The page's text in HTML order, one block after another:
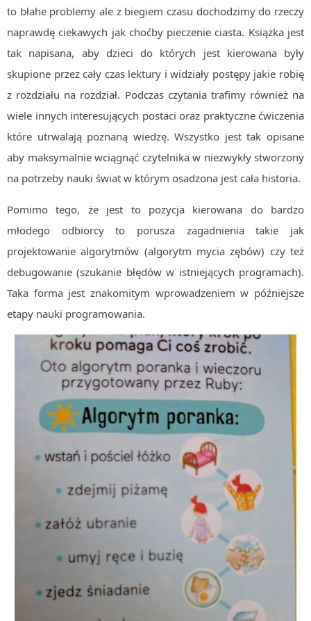
to błahe problemy ale z biegiem czasu dochodzimy do rzeczy
naprawdę ciekawych jak choćby pieczenie ciasta. Książka jest
tak napisana, aby dzieci do których jest kierowana były
skupione przez cały czas lektury i widziały postępy jakie robię
z rozdziału na rozdział. Podczas czytania trafimy również na
wiele innych interesujących postaci oraz praktyczne ćwiczenia
które utrwalają poznaną wiedzę. Wszystko jest tak opisane
aby maksymalnie wciągnąć czytelnika w niezwykły stworzony
na potrzeby nauki świat w którym osadzona jest cała historia.
Pomimo tego, że jest to pozycja kierowana do bardzo
młodego odbiorcy to porusza zagadnienia takie jak
projektowanie algorytmów (algorytm mycia zębów) czy też
debugowanie (szukanie błędów w istniejących programach).
Taka forma jest znakomitym wprowadzeniem w późniejsze
etapy nauki programowania.